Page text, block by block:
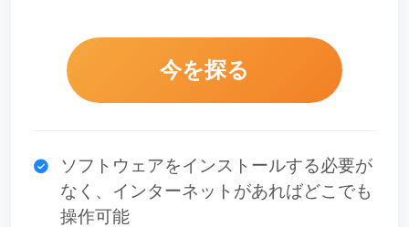
今を探る
ソフトウェアをインストールする必要が
なく、インターネットがあればどこでも
操作可能